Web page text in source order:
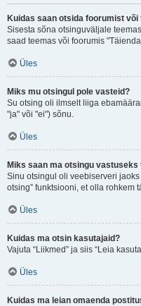
Kuidas saan otsida foorumist
Sisesta sõna otsinguväljale
saad teemas või foorumis
Üles
Miks mu otsingul pole vasteid?
Su otsing oli ilmselt liiga
"ja" või "ei") sõnu.
Üles
Miks saan ma otsingu vastuseks
Sinu otsingul oli veebiserveri
otsing” funktsiooni, et olla rohkem
Üles
Kuidas ma otsin kasutajaid?
Vajuta “Liikmed” ja siis “Leia
Üles
Kuidas ma leian omaenda